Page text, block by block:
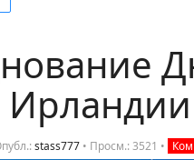
Ирландии
stass777 • Просм.: 3521 •